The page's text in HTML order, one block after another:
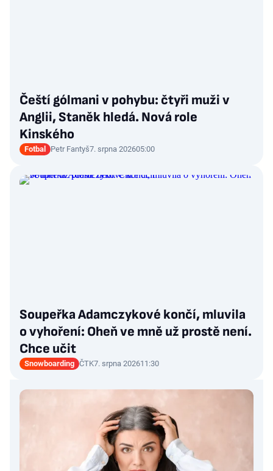
Čeští gólmani v pohybu: čtyři muži v
Anglii, Staněk hledá. Nová role
Kinského
Fotbal Petr Fantyš7. srpna 202605:00
Soupeřka Adamczykové končí, mluvila
o vyhoření: Oheň ve mně už prostě není.
Chce učit
Snowboarding ČTK7. srpna 202611:30